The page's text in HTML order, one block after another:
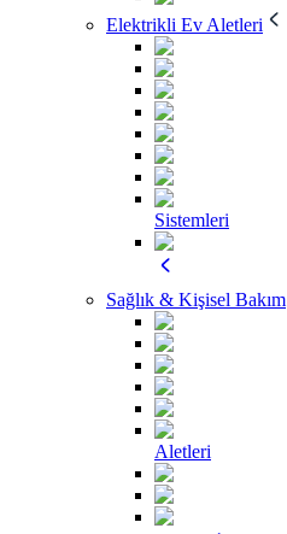
Elektrikli Ev Aletleri
Sistemleri
Sağlık & Kişisel Bakım
Aletleri